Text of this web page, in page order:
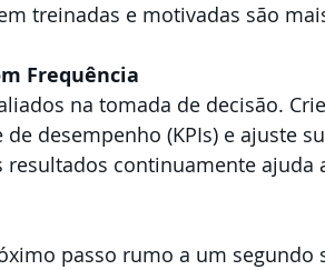
treinadas e motivadas são
Frequência
na tomada de decisão.
desempenho (KPIs) e ajuste
continuamente ajuda
passo rumo a um segundo